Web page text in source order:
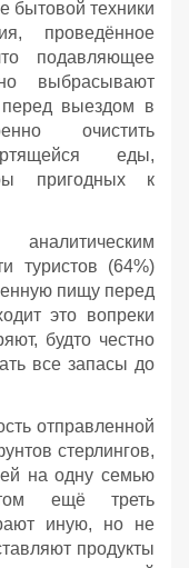
бытовой техники
проведённое
подавляющее
выбрасывают
выездом в
очистить
еды,
пригодных к
туристов (64%)
пищу перед
это вопреки
будто честно
все запасы до
отправленной
стерлингов,
на одну семью
ещё треть
иную, но не
продукты